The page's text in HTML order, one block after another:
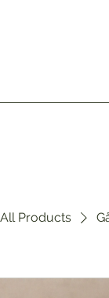
All Products